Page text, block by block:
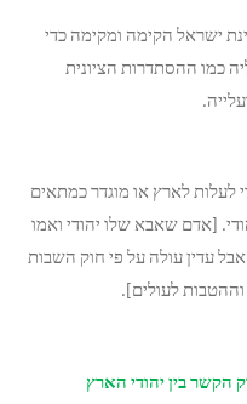
ישראל הקימה ומקימה כדי
כמו ההסתדרות הציונית
לעלות לארץ או מוגדר כמתאים
[אדם שאבא שלו יהודי ואמו
עדין עולה על פי חוק השבות
לעולים].
הקשר בין יהודי הארץ